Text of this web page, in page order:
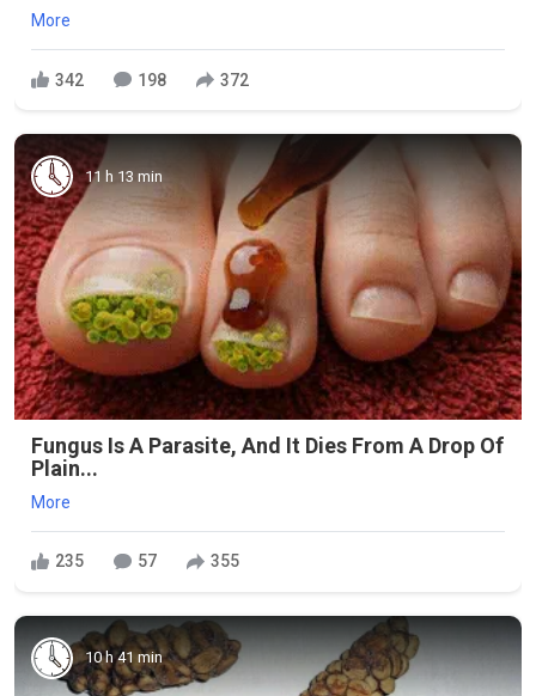
More
342 198 372
11 h 13 min
Fungus Is A Parasite, And It Dies From A Drop Of
Plain...
More
235 57 355
10 h 41 min